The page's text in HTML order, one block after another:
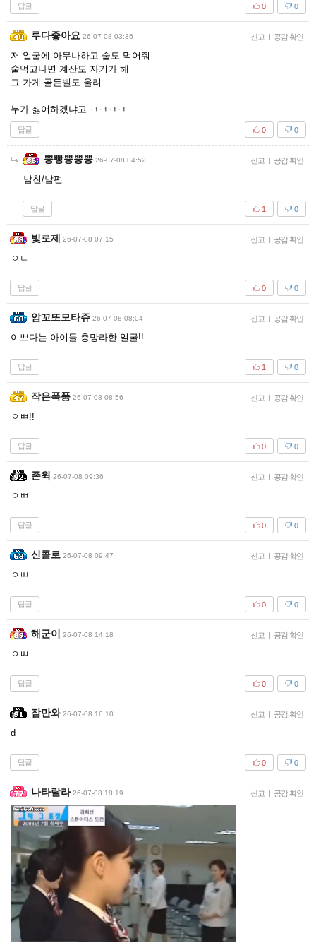
답글 0
0
루다좋아요 26-07-08 03:36 신고 | 공감 확인
저 얼굴에 아무나하고 술도 먹어줘
술먹고나면 계산도 자기가 해
그 가게 골든벨도 울려
누가 싫어하겠냐고 ㅋㅋㅋㅋ
답글 0
0
뿡빵뿡뿡뿡 26-07-08 04:52 신고 | 공감 확인
남친/남편
답글 0
1
빛로제 26-07-08 07:15 신고 | 공감 확인
ㅇㄷ
답글 0
0
암꼬또모타쥬 26-07-08 08:04 신고 | 공감 확인
이쁘다는 아이돌 총망라한 얼굴!!
답글 0
1
작은폭풍 26-07-08 08:56 신고 | 공감 확인
ㅇㅃ!!
답글 0
0
존윅 26-07-08 09:36 신고 | 공감 확인
ㅇㅃ
답글 0
0
신콜로 26-07-08 09:47 신고 | 공감 확인
ㅇㅃ
답글 0
0
해군이 26-07-08 14:18 신고 | 공감 확인
ㅇㅃ
답글 0
0
잠만와 26-07-08 16:10 신고 | 공감 확인
d
답글 0
0
나타랄라 26-07-08 18:19 신고 | 공감 확인